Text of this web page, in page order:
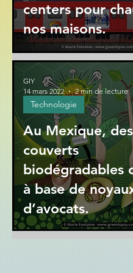
centers pour
nos maisons.
Au Mexique, des
couverts
biodégradables
à base de
d’avocats.
Technologie
GIY
14 mars 2022
2 min de lecture